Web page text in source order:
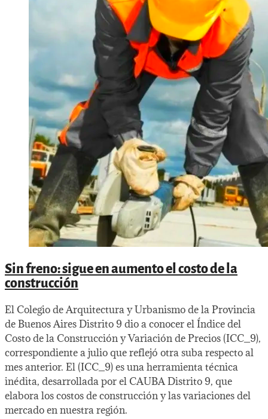
Sin freno: sigue en aumento el costo de la
construcción
El Colegio de Arquitectura y Urbanismo de la Provincia
de Buenos Aires Distrito 9 dio a conocer el Índice del
Costo de la Construcción y Variación de Precios (ICC_9),
correspondiente a julio que reflejó otra suba respecto al
mes anterior. El (ICC_9) es una herramienta técnica
inédita, desarrollada por el CAUBA Distrito 9, que
elabora los costos de construcción y las variaciones del
mercado en nuestra región.